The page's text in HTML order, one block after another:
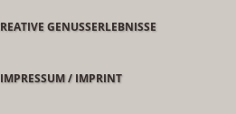
IMPRESSUM / IMPRINT